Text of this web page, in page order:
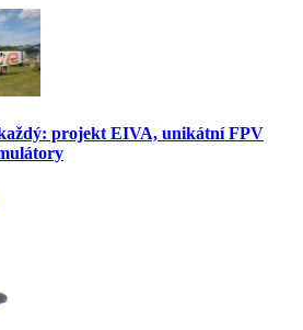
projekt EIVA, unikátní FPV